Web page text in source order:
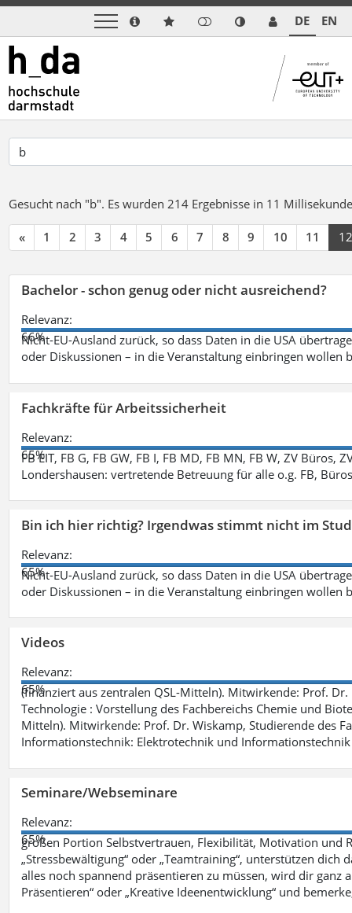
DE EN
Gesucht nach "b". Es wurden 214 Ergebnisse in 11
« 1 2 3 4 5 6 7 8 9 10 11 12
Bachelor - schon genug oder nicht ausreichend?
Relevanz:
66%
Nicht-EU-Ausland zurück, so dass Daten in die USA
oder Diskussionen – in die Veranstaltung einbringen wollen
Fachkräfte für Arbeitssicherheit
Relevanz:
65%
FB EIT, FB G, FB GW, FB I, FB MD, FB MN, FB W, ZV Büros,
Londershausen: vertretende Betreuung für alle o.g. FB,
Bin ich hier richtig? Irgendwas stimmt nicht im
Relevanz:
65%
Nicht-EU-Ausland zurück, so dass Daten in die USA
oder Diskussionen – in die Veranstaltung einbringen wollen
Videos
Relevanz:
65%
(finanziert aus zentralen QSL-Mitteln). Mitwirkende: Prof.
Technologie : Vorstellung des Fachbereichs Chemie und
Mitteln). Mitwirkende: Prof. Dr. Wiskamp, Studierende des
Informationstechnik: Elektrotechnik und
Seminare/Webseminare
Relevanz:
65%
großen Portion Selbstvertrauen, Flexibilität, Motivation und
„Stressbewältigung“ oder „Teamtraining“, unterstützen
alles noch spannend präsentieren zu müssen, wird dir ganz
Präsentieren“ oder „Kreative Ideenentwicklung“ und